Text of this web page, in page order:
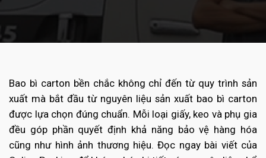
Bao bì carton bền chắc không chỉ đến từ quy trình sản
xuất mà bắt đầu từ nguyên liệu sản xuất bao bì carton
được lựa chọn đúng chuẩn. Mỗi loại giấy, keo và phụ gia
đều góp phần quyết định khả năng bảo vệ hàng hóa
cũng như hình ảnh thương hiệu. Đọc ngay bài viết của